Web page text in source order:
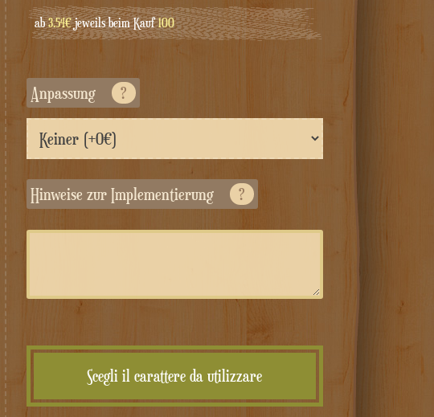
ab3.54€jeweils beim Kauf100
Anpassung ?
Hinweise zur Implementierung ?
Scegli il carattere da utilizzare